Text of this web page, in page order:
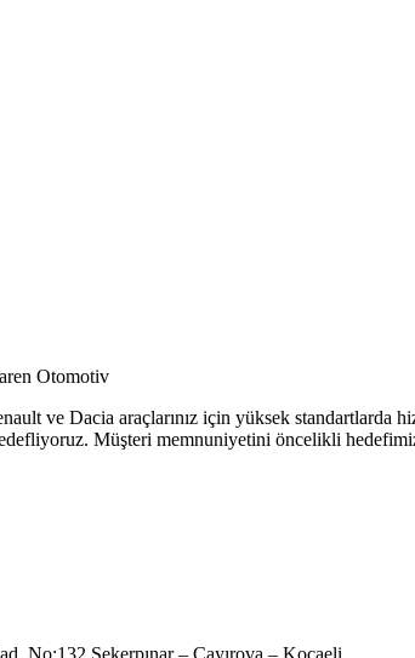
Otomotiv
ve Dacia araçlarınız için yüksek standartlarda
hedefliyoruz. Müşteri memnuniyetini öncelikli
No:132 Şekerpınar – Çayırova – Kocaeli